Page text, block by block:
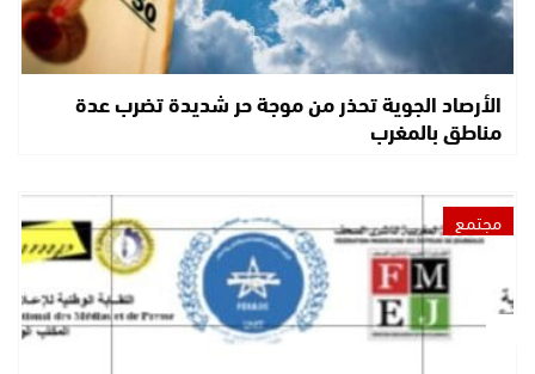
الأرصاد الجوية تحذر من موجة حر شديدة تضرب عدة
مناطق بالمغرب
مجتمع